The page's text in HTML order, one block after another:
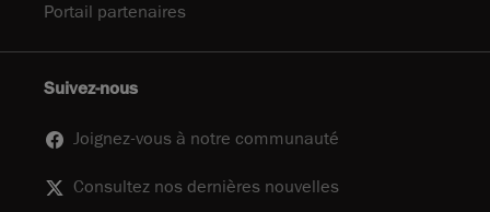
Portail partenaires
Suivez-nous
Joignez-vous à notre communauté
Consultez nos dernières nouvelles